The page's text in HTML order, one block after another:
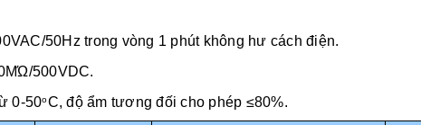
50Hz trong vòng 1 phút không hư cách điện.
500VDC.
0-50oC, độ ẩm tương đối cho phép ≤80%.